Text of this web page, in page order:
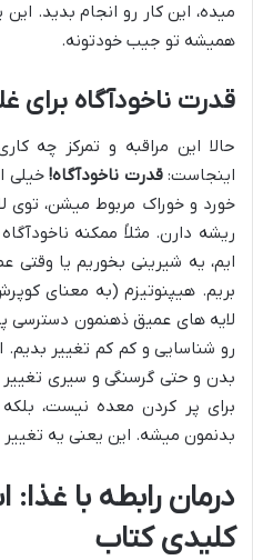
میده، این کار رو انجام بدید. این
همیشه تو جیب خودتونه.
قدرت ناخودآگاه برای
حالا این مراقبه و تمرکز چه
اینجاست:قدرت ناخودآگاه! خیلی
خورد و خوراک مربوط میشن، توی
ریشه دارن. مثلاً ممکنه
ایم، یه شیرینی بخوریم یا
بریم. هیپنوتیزم (به معنای
لایه های عمیق ذهنمون دسترسی
رو شناسایی و کم کم تغییر بدیم.
بدن و حتی گرسنگی و سیری
برای پر کردن معده نیست،
بدنمون میشه. این یعنی یه تغییر
درمان رابطه با
کلیدی کتاب